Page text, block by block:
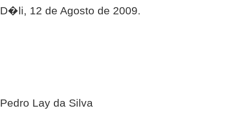
D�li, 12 de Agosto de 2009.
Pedro Lay da Silva